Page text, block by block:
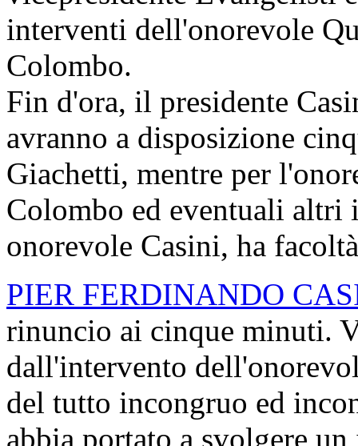
interventi dell'onorevole
Colombo.
Fin d'ora, il presidente
avranno a disposizione
Giachetti, mentre per
Colombo ed eventuali altri
onorevole Casini, ha
PIER FERDINANDO
rinuncio ai cinque minuti.
dall'intervento
del tutto incongruo ed
abbia portato a svolgere